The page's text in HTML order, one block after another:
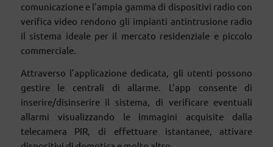
comunicazione e l’ampia gamma di dispositivi radio con
verifica video rendono gli impianti antintrusione radio
il sistema ideale per il mercato residenziale e piccolo
commerciale.
Attraverso l’applicazione dedicata, gli utenti possono
gestire le centrali di allarme. L’app consente di
inserire/disinserire il sistema, di verificare eventuali
allarmi visualizzando le immagini acquisite dalla
telecamera PIR, di effettuare istantanee, attivare